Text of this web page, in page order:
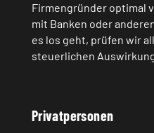
Firmengründer optimal
mit Banken oder
es los geht, prüfen wir
steuerlichen
Privatpersonen